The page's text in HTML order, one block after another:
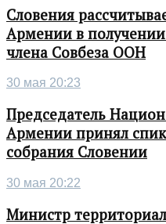
Словения
Армении в получении
члена Совбеза ООН
30 мая 20:23
Председатель
Армении принял
собрания Словении
30 мая 20:22
Министр